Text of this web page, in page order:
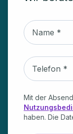
Name
Telefon
Mit der
haben. Die